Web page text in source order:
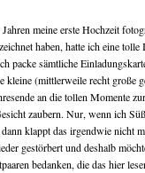
write me
tipps & workshops
meine erste Hochzeit
haben, hatte ich eine
packe sämtliche
kleine (mittlerweile recht große
an die tollen Momente
zaubern. Nur, wenn ich
klappt das irgendwie nicht
gestörbert und deshalb
bedanken, die das hier